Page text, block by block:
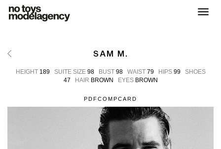
SAM M.
HEIGHT189 SUITE SIZE98 BUST98 WAIST79 HIPS99
SHOES
47
HAIR BROWN EYESBROWN
PDFCOMPCARD